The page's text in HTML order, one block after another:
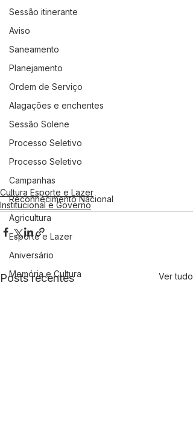
Sessão itinerante
Aviso
Saneamento
Planejamento
Ordem de Serviço
Alagações e enchentes
Sessão Solene
Processo Seletivo
Processo Seletivo
Campanhas
Reconhecimento Nacional
Agricultura
Esporte e Lazer
Aniversário
Memória e Cultura
Cultura Esporte e Lazer
Institucional e Governo
Posts recentes Ver tudo